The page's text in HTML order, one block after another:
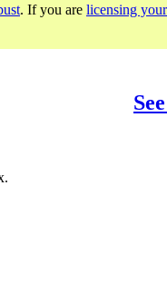
. If you are licensing